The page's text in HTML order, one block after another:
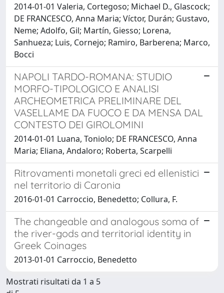
2014-01-01 Valeria, Cortegoso; Michael D., Glascock;
DE FRANCESCO, Anna Maria; Víctor, Durán; Gustavo,
Neme; Adolfo, Gil; Martín, Giesso; Lorena,
Sanhueza; Luis, Cornejo; Ramiro, Barberena; Marco,
Bocci
NAPOLI TARDO-ROMANA: STUDIO
MORFO-TIPOLOGICO E ANALISI
ARCHEOMETRICA PRELIMINARE DEL
VASELLAME DA FUOCO E DA MENSA DAL
CONTESTO DEI GIROLOMINI
2014-01-01 Luana, Toniolo; DE FRANCESCO, Anna
Maria; Eliana, Andaloro; Roberta, Scarpelli
Ritrovamenti monetali greci ed ellenistici
nel territorio di Caronia
2016-01-01 Carroccio, Benedetto; Collura, F.
The changeable and analogous soma of
the river-gods and territorial identity in
Greek Coinages
2013-01-01 Carroccio, Benedetto
Mostrati risultati da 1 a 5